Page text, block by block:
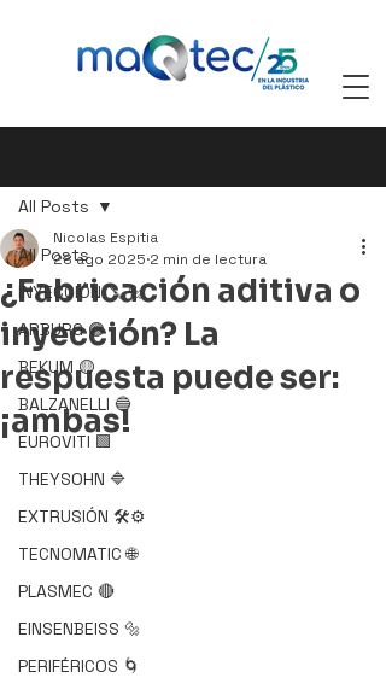
All Posts
INYECCIÓN 🪛 🔩
ARBURG 🟢
BEKUM 🟡
BALZANELLI 🔵
EUROVITI 🟩
THEYSOHN 🔷
EXTRUSIÓN 🛠️⚙️
TECNOMATIC 🌐
PLASMEC 🔴
EINSENBEISS 🔩
PERIFÉRICOS 🌀
All Posts
¿Fabricación aditiva o
inyección? La
respuesta puede ser:
¡ambas!
Nicolas Espitia
28 ago 2025 2 min de lectura